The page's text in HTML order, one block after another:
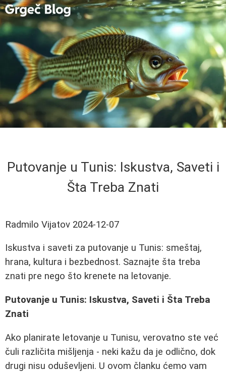
Putovanje u Tunis: Iskustva, Saveti i
Šta Treba Znati
Radmilo Vijatov 2024-12-07
Iskustva i saveti za putovanje u Tunis: smeštaj,
hrana, kultura i bezbednost. Saznajte šta treba
znati pre nego što krenete na letovanje.
Putovanje u Tunis: Iskustva, Saveti i Šta Treba
Znati
Ako planirate letovanje u Tunisu, verovatno ste već
čuli različita mišljenja - neki kažu da je odlično, dok
drugi nisu oduševljeni. U ovom članku ćemo vam